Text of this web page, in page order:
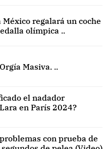
regalará un coche
olímpica ..
Masiva. ..
el nadador
en París 2024?
con prueba de